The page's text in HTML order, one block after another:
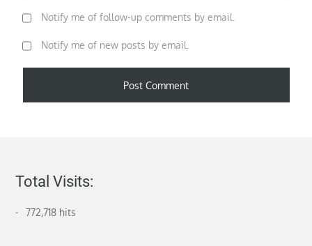
Notify me of follow-up comments by email.
Notify me of new posts by email.
Total Visits:
772,718 hits